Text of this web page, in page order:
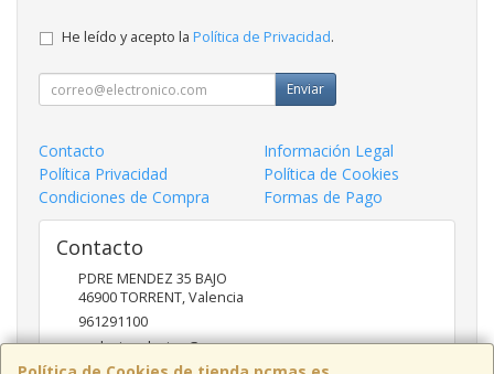
He leído y acepto la Política de Privacidad.
Enviar
Contacto
Información Legal
Política Privacidad
Política de Cookies
Condiciones de Compra
Formas de Pago
Contacto
PDRE MENDEZ 35 BAJO
46900TORRENT,Valencia
961291100
nadasinsolucion@pcmas.es